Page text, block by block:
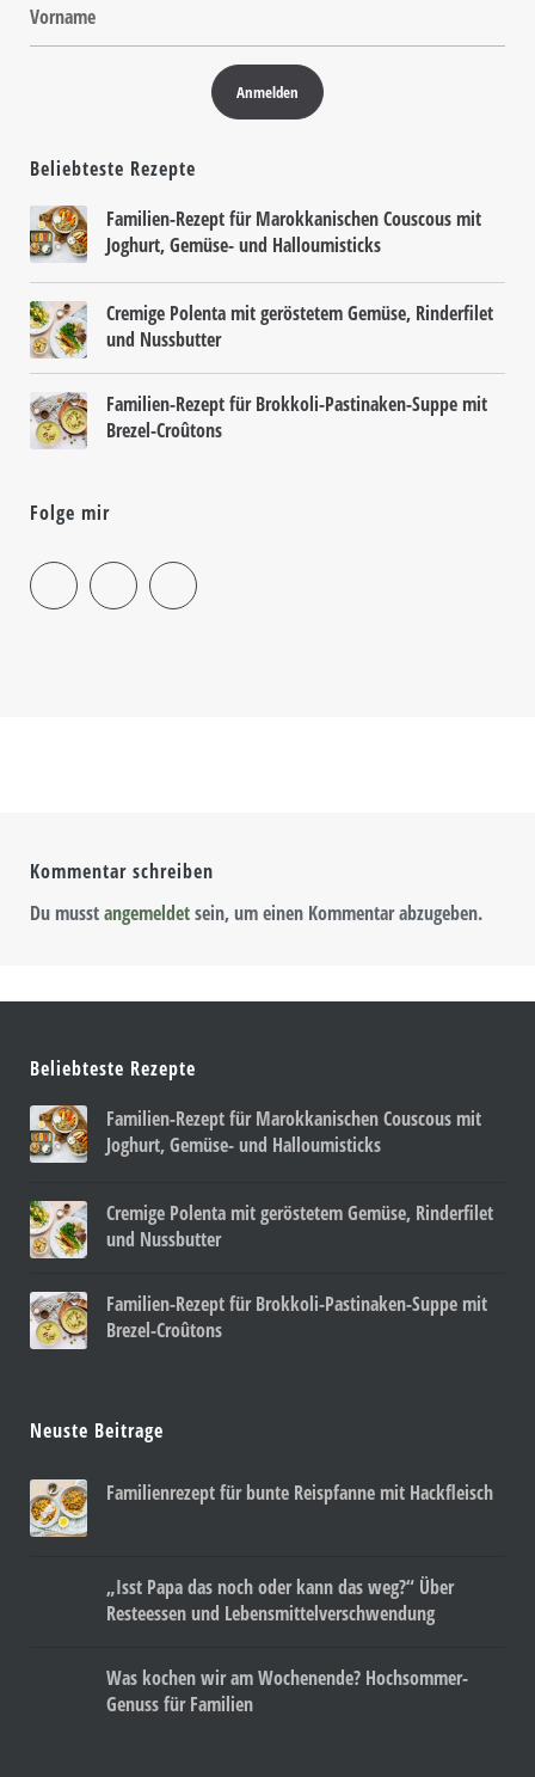
Beliebteste Rezepte
Familien-Rezept für Marokkanischen Couscous mit
Joghurt, Gemüse- und Halloumisticks
Cremige Polenta mit geröstetem Gemüse, Rinderfilet
und Nussbutter
Familien-Rezept für Brokkoli-Pastinaken-Suppe mit
Brezel-Croûtons
Folge mir
Kommentar schreiben
Du musstangemeldetsein, um einen Kommentar abzugeben.
Beliebteste Rezepte
Familien-Rezept für Marokkanischen Couscous mit
Joghurt, Gemüse- und Halloumisticks
Cremige Polenta mit geröstetem Gemüse, Rinderfilet
und Nussbutter
Familien-Rezept für Brokkoli-Pastinaken-Suppe mit
Brezel-Croûtons
Neuste Beitrage
Familienrezept für bunte Reispfanne mit Hackfleisch
„Isst Papa das noch oder kann das weg?“ Über
Resteessen und Lebensmittelverschwendung
Was kochen wir am Wochenende? Hochsommer-
Genuss für Familien